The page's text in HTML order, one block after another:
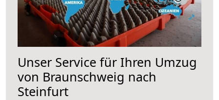
Unser Service für Ihren Umzug
von Braunschweig nach
Steinfurt